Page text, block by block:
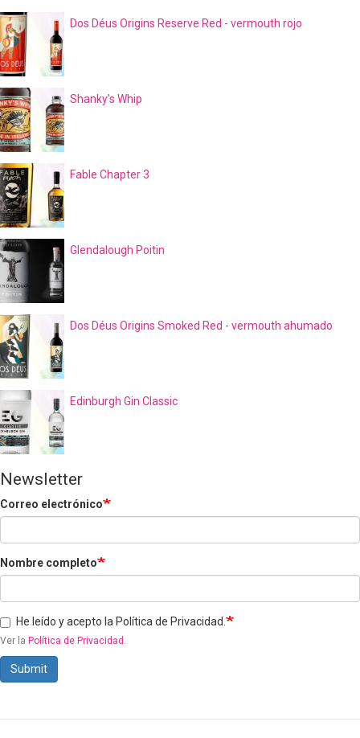
Dos Déus Origins Reserve Red - vermouth rojo
Shanky's Whip
Fable Chapter 3
Glendalough Poitin
Dos Déus Origins Smoked Red - vermouth ahumado
Edinburgh Gin Classic
Newsletter
Correo electrónico
Nombre completo
He leído y acepto la Política de Privacidad.
Ver la Política de Privacidad .
Submit